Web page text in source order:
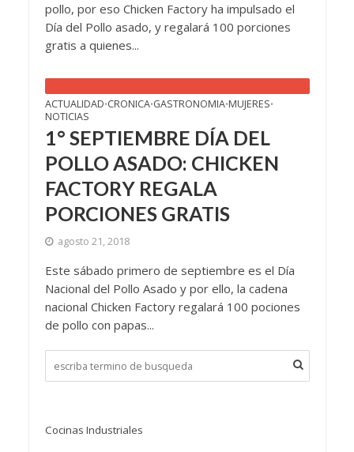
pollo, por eso Chicken Factory ha impulsado el
Día del Pollo asado, y regalará 100 porciones
gratis a quienes...
ACTUALIDAD•CRONICA•GASTRONOMIA•MUJERES•
NOTICIAS
1° SEPTIEMBRE DÍA DEL
POLLO ASADO: CHICKEN
FACTORY REGALA
PORCIONES GRATIS
agosto 21, 2018
Este sábado primero de septiembre es el Día
Nacional del Pollo Asado y por ello, la cadena
nacional Chicken Factory regalará 100 pociones
de pollo con papas...
Cocinas Industriales